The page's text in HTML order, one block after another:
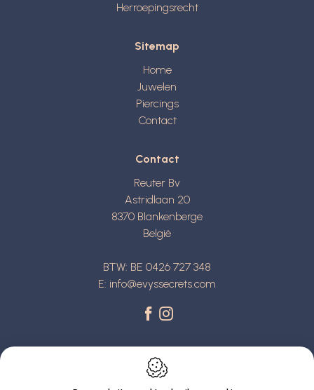
Herroepingsrecht
Sitemap
Home
Juwelen
Piercings
Contact
Contact
Reuter Bv
Astridlaan 20
8370 Blankenberge
België
BTW: BE 0426 727 348
E: info@evyssecrets.com